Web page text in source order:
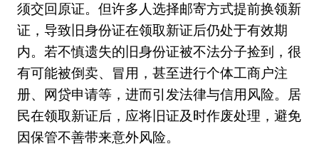
须交回原证。但许多人选择邮寄方式提前换领新
证，导致旧身份证在领取新证后仍处于有效期
内。若不慎遗失的旧身份证被不法分子捡到，很
有可能被倒卖、冒用，甚至进行个体工商户注
册、网贷申请等，进而引发法律与信用风险。居
民在领取新证后，应将旧证及时作废处理，避免
因保管不善带来意外风险。